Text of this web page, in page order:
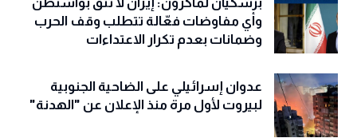
وأي مفاوضات فعّالة تتطلب وقف الحرب
وضمانات بعدم تكرار الاعتداءات
عدوان إسرائيلي على الضاحية الجنوبية
لبيروت لأول مرة منذ الإعلان عن "الهدنة"